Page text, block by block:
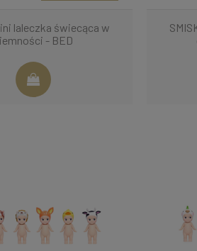
laleczka świecąca w
- BED